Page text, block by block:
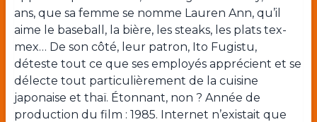
ans, que sa femme se nomme Lauren Ann, qu’il
aime le baseball, la bière, les steaks, les plats tex-
mex… De son côté, leur patron, Ito Fugistu,
déteste tout ce que ses employés apprécient et se
délecte tout particulièrement de la cuisine
japonaise et thaï. Étonnant, non ? Année de
production du film : 1985. Internet n’existait que